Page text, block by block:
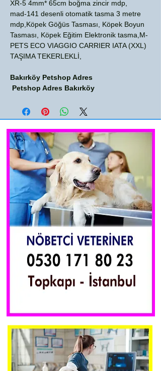
XR-5 4mm* 65cm boğma zincir mdp,
mad-141 desenli otomatik tasma 3 metre
mdp,Köpek Göğüs Tasması, Köpek Boyun
Tasması, Köpek Eğitim Elektronik tasma,M-
PETS ECO VIAGGIO CARRIER IATA (XXL)
TAŞIMA TEKERLEKLİ,
Bakırköy Petshop Adres
Petshop Adres Bakırköy